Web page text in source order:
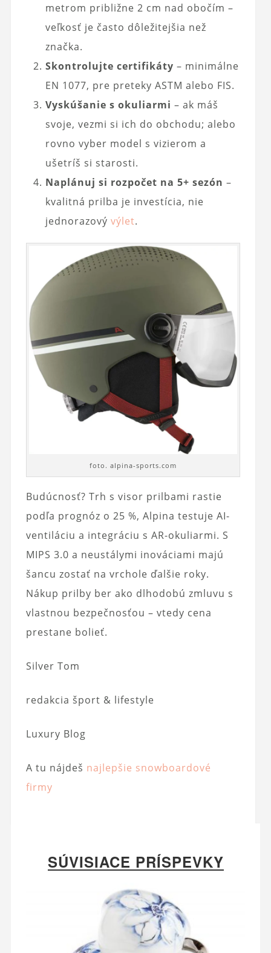
metrom približne 2 cm nad obočím –
veľkosť je často dôležitejšia než
značka.
Skontrolujte certifikáty – minimálne
EN 1077, pre preteky ASTM alebo FIS.
Vyskúšanie s okuliarmi – ak máš
svoje, vezmi si ich do obchodu; alebo
rovno vyber model s vizierom a
ušetríš si starosti.
Naplánuj si rozpočet na 5+ sezón –
kvalitná prilba je investícia, nie
jednorazový výlet.
foto. alpina-sports.com
Budúcnosť? Trh s visor prilbami rastie
podľa prognóz o 25 %, Alpina testuje AI-
ventiláciu a integráciu s AR-okuliarmi. S
MIPS 3.0 a neustálymi inováciami majú
šancu zostať na vrchole ďalšie roky.
Nákup prilby ber ako dlhodobú zmluvu s
vlastnou bezpečnosťou – vtedy cena
prestane bolieť.
Silver Tom
redakcia šport & lifestyle
Luxury Blog
A tu nájdeš najlepšie snowboardové
firmy
SÚVISIACE PRÍSPEVKY